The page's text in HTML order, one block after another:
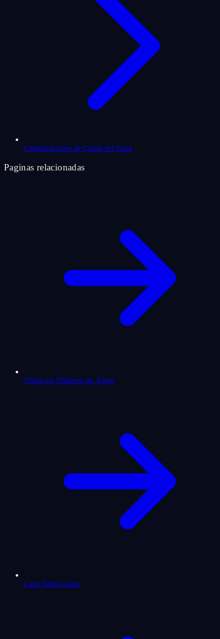
Combinaciones de Cartas del Tarot
Paginas relacionadas
Todos los Números de Ángel
Carta Natal Gratis